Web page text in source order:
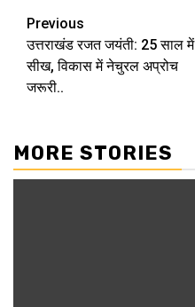
Continue
Reading
Previous
उत्तराखंड रजत जयंती: 25 साल में
सीख, विकास में नेचुरल अप्रोच
जरूरी..
MORE STORIES